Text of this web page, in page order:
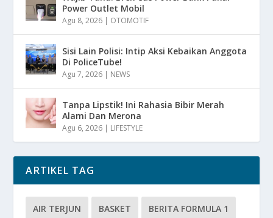
Power Outlet Mobil
Agu 8, 2026 | OTOMOTIF
Sisi Lain Polisi: Intip Aksi Kebaikan Anggota
Di PoliceTube!
Agu 7, 2026 | NEWS
Tanpa Lipstik! Ini Rahasia Bibir Merah
Alami Dan Merona
Agu 6, 2026 | LIFESTYLE
ARTIKEL TAG
AIR TERJUN BASKET BERITA FORMULA 1